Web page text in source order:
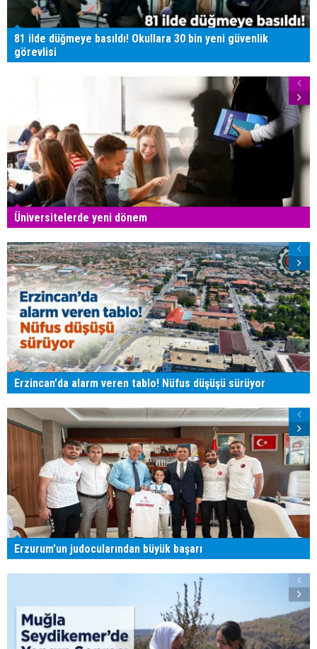
81 ilde düğmeye basıldı! Okullara 30 bin yeni güvenlik
görevlisi
Üniversitelerde yeni dönem
Erzincan'da alarm veren tablo! Nüfus düşüşü sürüyor
Erzurum'un judocularından büyük başarı